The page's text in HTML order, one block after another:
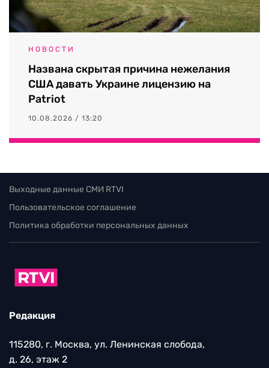
НОВОСТИ
Названа скрытая причина нежелания
США давать Украине лицензию на
Patriot
10.08.2026 / 13:20
Выходные данные СМИ RTVI
Пользовательское соглашение
Политика обработки персональных данных
Редакция
115280, г. Москва, ул. Ленинская слобода,
д. 26, этаж 2